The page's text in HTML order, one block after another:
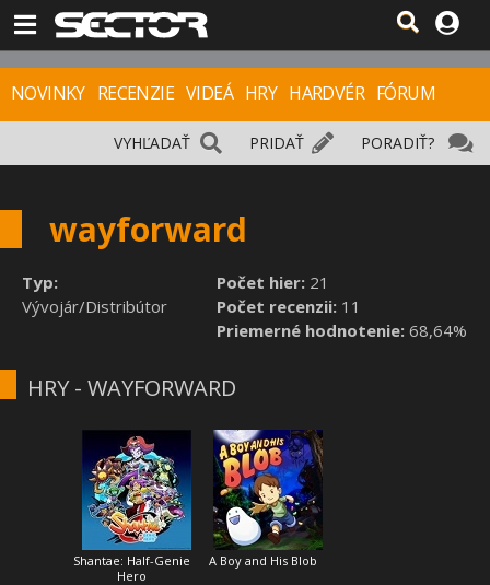
NOVINKY RECENZIE VIDEÁ HRY HARDVÉR FÓRUM
PORADIŤ?
PRIDAŤ
VYHĽADAŤ
wayforward
Počet hier: 21
Počet recenzii: 11
Priemerné hodnotenie: 68,64%
Typ:
Vývojár/Distribútor
HRY - WAYFORWARD
Shantae: Half-Genie
Hero
A Boy and His Blob